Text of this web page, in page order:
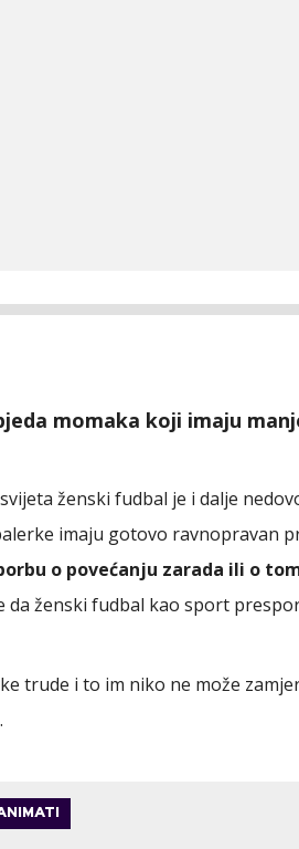
momaka koji imaju
ženski fudbal je i dalje
imaju gotovo ravnopravan
o povećanju zarada ili o
da ženski fudbal kao sport
trude i to im niko ne može